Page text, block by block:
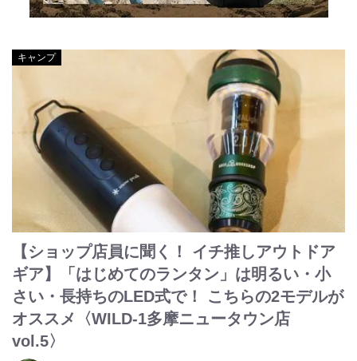
キャンプ
【ショップ店員に聞く！ イチ推しアウトドア
ギア】「はじめてのランタン」は明るい・小
さい・長持ちのLED式で！ こちらの2モデルが
オススメ〈WILD-1多摩ニュータウン店
vol.5〉